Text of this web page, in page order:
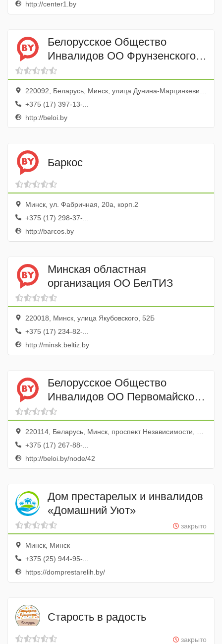
http://center1.by
Белорусское Общество
Инвалидов ОО Фрунзенского
района Минска
220092, Беларусь, Минск, улица Дунина-Марцинкевича, 6
+375 (17) 397-13-...
http://beloi.by
Баркос
Минск, ул. Фабричная, 20а, корп.2
+375 (17) 298-37-...
http://barcos.by
Минская областная
организация ОО БелТИЗ
220018, Минск, улица Якубовского, 52Б
+375 (17) 234-82-...
http://minsk.beltiz.by
Белорусское Общество
Инвалидов ОО Первомайского
района Минска
220114, Беларусь, Минск, проспект Независимости, 113
+375 (17) 267-88-...
http://beloi.by/node/42
Дом престарелых и инвалидов
«Домашний Уют»
закрыто
Минск, Минск
+375 (25) 944-95-...
https://domprestarelih.by/
Старость в радость
закрыто